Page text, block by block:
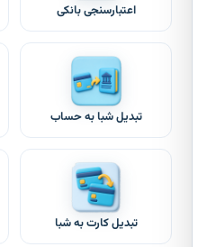
اعتبارسنجی بانکی
تبدیل شبا به حساب
تبدیل کارت به شبا